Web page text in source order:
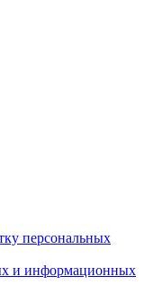
персональных
и информационных